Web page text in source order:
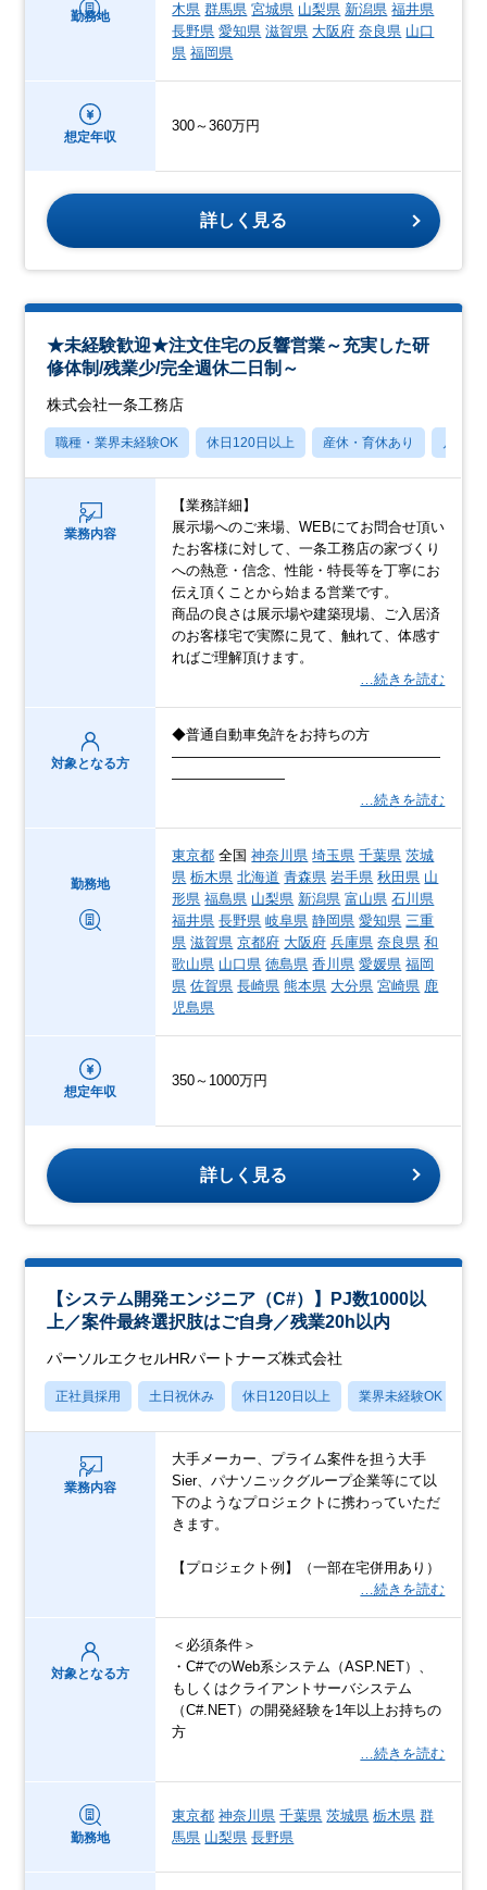
勤務地
木県 群馬県 宮城県 山梨県 新潟県 福井県
長野県 愛知県 滋賀県 大阪府 奈良県 山口
県 福岡県
想定年収
300～360万円
詳しく見る
★未経験歓迎★注文住宅の反響営業～充実した研
修体制/残業少/完全週休二日制～
株式会社一条工務店
職種・業界未経験OK 休日120日以上 産休・育休あり 月残業
業務内容
【業務詳細】
展示場へのご来場、WEBにてお問合せ頂い
たお客様に対して、一条工務店の家づくり
への熱意・信念、性能・特長等を丁寧にお
伝え頂くことから始まる営業です。
商品の良さは展示場や建築現場、ご入居済
のお客様宅で実際に見て、触れて、体感す
ればご理解頂けます。
…続きを読む
対象となる方
◆普通自動車免許をお持ちの方
―――――――――――――――――――
――――――――
…続きを読む
勤務地
東京都 全国神奈川県 埼玉県 千葉県 茨城
県 栃木県 北海道 青森県 岩手県 秋田県 山
形県 福島県 山梨県 新潟県 富山県 石川県
福井県 長野県 岐阜県 静岡県 愛知県 三重
県 滋賀県 京都府 大阪府 兵庫県 奈良県 和
歌山県 山口県 徳島県 香川県 愛媛県 福岡
県 佐賀県 長崎県 熊本県 大分県 宮崎県 鹿
児島県
想定年収
350～1000万円
詳しく見る
【システム開発エンジニア（C#）】PJ数1000以
上／案件最終選択肢はご自身／残業20h以内
パーソルエクセルHRパートナーズ株式会社
正社員採用 土日祝休み 休日120日以上 業界未経験OK
業務内容
大手メーカー、プライム案件を担う大手
Sier、パナソニックグループ企業等にて以
下のようなプロジェクトに携わっていただ
きます。
【プロジェクト例】（一部在宅併用あり）
…続きを読む
対象となる方
＜必須条件＞
・C#でのWeb系システム（ASP.NET）、
もしくはクライアントサーバシステム
（C#.NET）の開発経験を1年以上お持ちの
方
…続きを読む
勤務地
東京都 神奈川県 千葉県 茨城県 栃木県 群
馬県 山梨県 長野県